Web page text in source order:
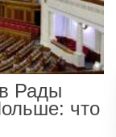
Рады
что